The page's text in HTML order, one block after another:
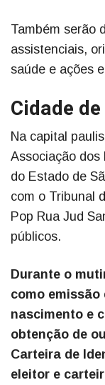
Também serão
assistenciais,
saúde e ações
Cidade de
Na capital
Associação dos
do Estado de
com o Tribunal
Pop Rua Jud
públicos.
Durante o
como emissão
nascimento e
obtenção de
Carteira de
eleitor e